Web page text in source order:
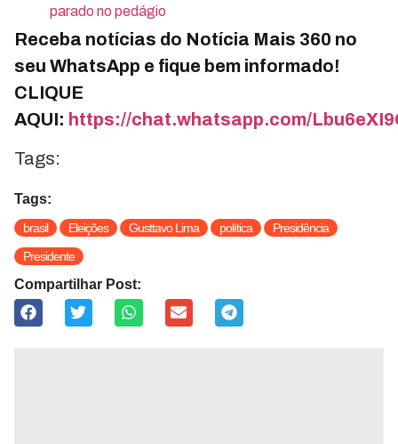
parado no pedágio
Receba notícias do Notícia Mais 360 no
seu WhatsApp e fique bem informado!
CLIQUE
AQUI: https://chat.whatsapp.com/
Tags:
Tags:
brasil Eleições Gusttavo Lima política
Presidência
Presidente
Compartilhar Post: